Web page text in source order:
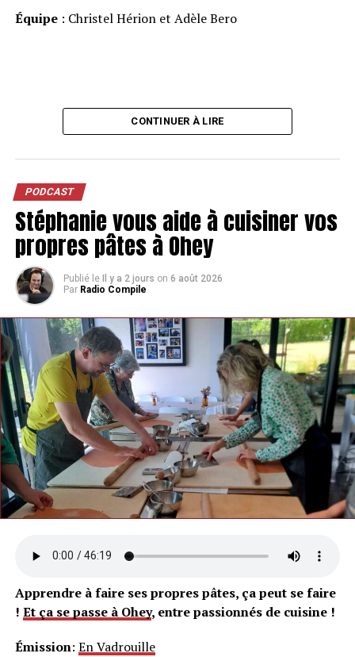
Équipe: Christel Hérion et Adèle Bero
CONTINUER À LIRE
PODCAST
Stéphanie vous aide à cuisiner vos
propres pâtes à Ohey
Publié le Il y a 2 jours on 6 août 2026
Par Radio Compile
Apprendre à faire ses propres pâtes, ça peut se faire
! Et ça se passe à Ohey, entre passionnés de cuisine !
Émission: En Vadrouille